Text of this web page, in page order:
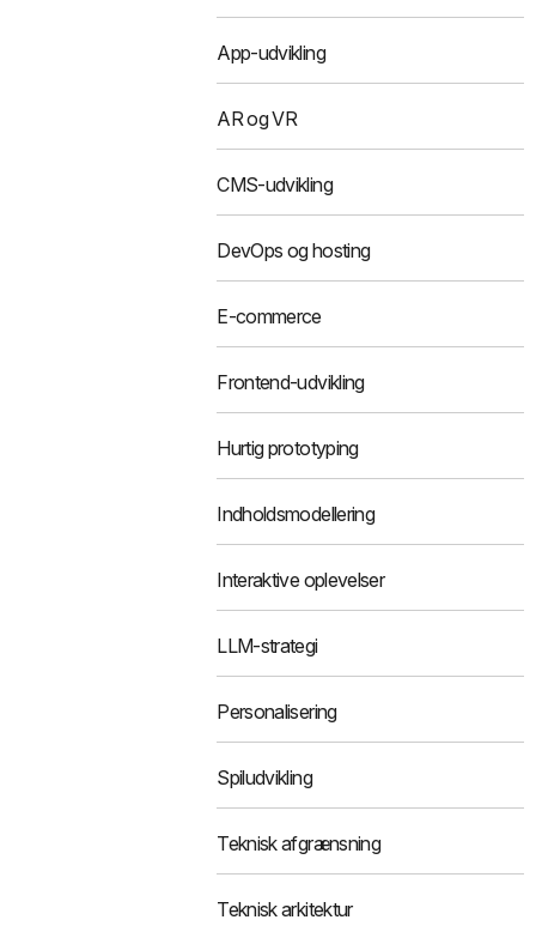
App-udvikling
AR og VR
CMS-udvikling
DevOps og hosting
E-commerce
Frontend-udvikling
Hurtig prototyping
Indholdsmodellering
Interaktive oplevelser
LLM-strategi
Personalisering
Spiludvikling
Teknisk afgrænsning
Teknisk arkitektur